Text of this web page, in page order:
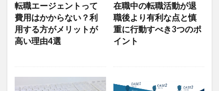
転職エージェントって
費用はかからない？利
用する方がメリットが
高い理由4選
在職中の転職活動が退
職後より有利な点と慎
重に行動すべき3つのポ
イント